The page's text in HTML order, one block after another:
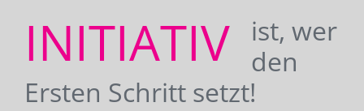
INITIATIV
ist, wer
den
Ersten Schritt setzt!